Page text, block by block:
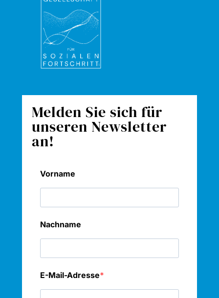
Melden Sie sich für
unseren Newsletter
an!
Vorname
Nachname
E-Mail-Adresse